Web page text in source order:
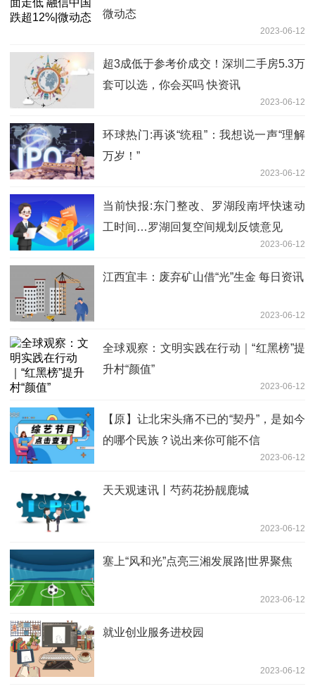
微动态
2023-06-12
超3成低于参考价成交！深圳二手房5.3万
套可以选，你会买吗 快资讯
2023-06-12
环球热门:再谈“统租”：我想说一声“理解
万岁！”
2023-06-12
当前快报:东门整改、罗湖段南坪快速动
工时间…罗湖回复空间规划反馈意见
2023-06-12
江西宜丰：废弃矿山借“光”生金 每日资讯
2023-06-12
全球观察：文明实践在行动｜“红黑榜”提
升村“颜值”
2023-06-12
【原】让北宋头痛不已的“契丹”，是如今
的哪个民族？说出来你可能不信
2023-06-12
天天观速讯丨芍药花扮靓鹿城
2023-06-12
塞上“风和光”点亮三湘发展路|世界聚焦
2023-06-12
就业创业服务进校园
2023-06-12